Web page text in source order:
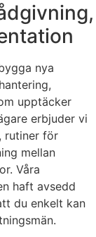
nya
upptäcker
erbjuder vi
rutiner för
mellan
Våra
haft avsedd
du enkelt kan